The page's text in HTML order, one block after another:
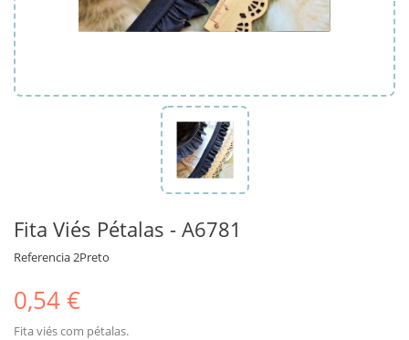
Fita Viés Pétalas - A6781
Referencia2Preto
0,54 €
Fita viés com pétalas.